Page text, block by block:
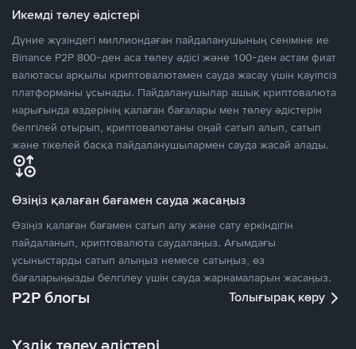
Икемді төлеу әдістері
Дүние жүзіндегі миллиондаған пайдаланушының сеніміне ие
Binance P2P 800-ден аса төлеу әдісі және 100-ден астам фиат
валютасы арқылы криптовалютамен сауда жасау үшін қауіпсіз
платформаны ұсынады. Пайдаланушылар ашық криптовалюта
нарығында өздерінің қалаған бағалары мен төлеу әдістерін
белгілей отырып, криптовалютаны оңай сатып алып, сатып
және тікелей басқа пайдаланушылармен сауда жасай алады.
Өзіңіз қалаған бағамен сауда жасаңыз
Өзіңіз қалаған бағамен сатып алу және сату еркіндігін
пайдаланып, криптовалюта саудалаңыз. Ағымдағы
ұсыныстарды сатып алыңыз немесе сатыңыз, өз
бағаларыңызды белгілеу үшін сауда жарнамаларын жасаңыз.
P2P блогы Толығырақ көру